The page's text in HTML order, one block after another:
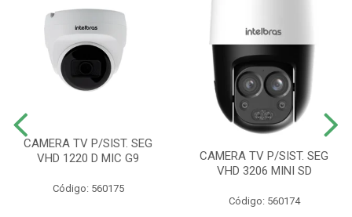
CAMERA TV P/SIST. SEG
VHD 1220 D MIC G9
Código: 560175
CAMERA TV P/SIST. SEG
VHD 3206 MINI SD
Código: 560174